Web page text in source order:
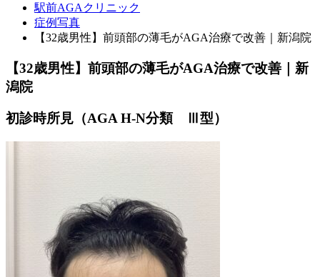
駅前AGAクリニック
症例写真
【32歳男性】前頭部の薄毛がAGA治療で改善｜新潟院
【32歳男性】前頭部の薄毛がAGA治療で改善｜新
潟院
初診時所見（AGA H-N分類 Ⅲ型）